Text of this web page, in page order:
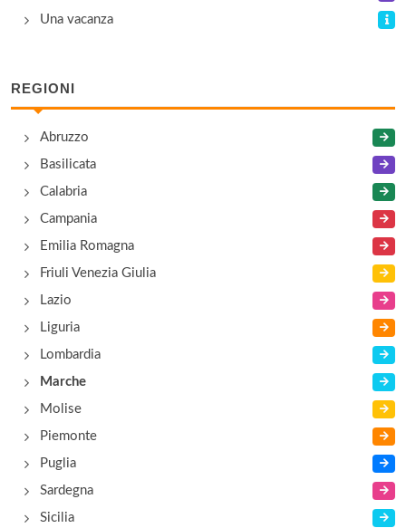
La Capannina
La Pineta
Montespino
località Tiro a Segno , Montefortino
Una vacanza
REGIONI
Abruzzo
Basilicata
Calabria
Campania
Emilia Romagna
Friuli Venezia Giulia
Lazio
Liguria
Lombardia
Marche
Molise
Piemonte
Puglia
Sardegna
Sicilia